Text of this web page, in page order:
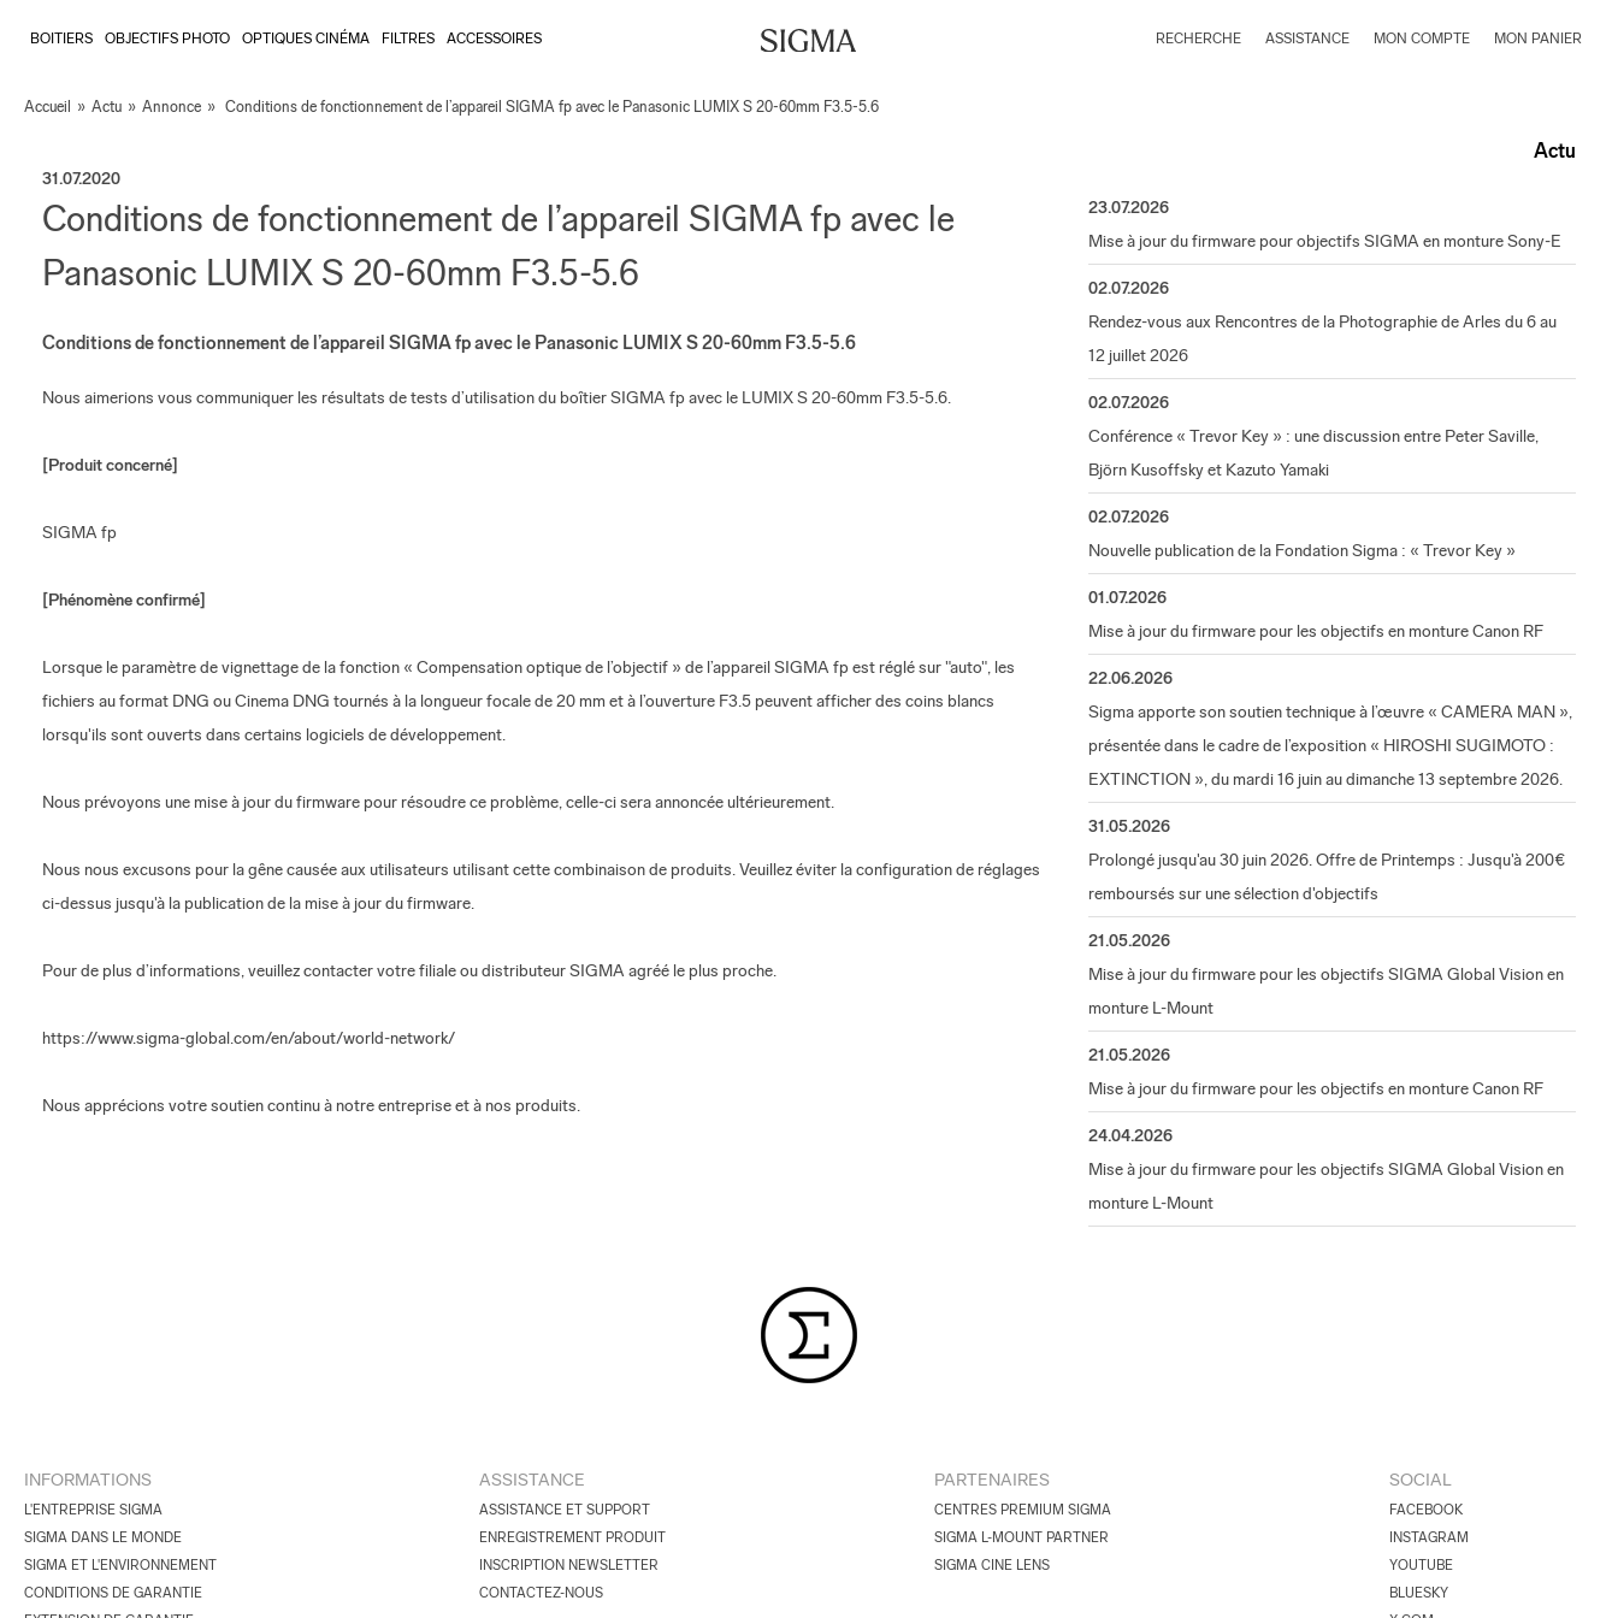
BOITIERS OBJECTIFS PHOTO OPTIQUES CINÉMA FILTRES ACCESSOIRES RECHERCHE ASSISTANCE MON COMPTE MON PANIER
Accueil » Actu » Annonce » Conditions de fonctionnement de l’appareil SIGMA fp avec le Panasonic LUMIX S 20-60mm F3.5-5.6
31.07.2020
Conditions de fonctionnement de l’appareil SIGMA fp avec le
Panasonic LUMIX S 20-60mm F3.5-5.6
Conditions de fonctionnement de l’appareil SIGMA fp avec le Panasonic LUMIX S 20-60mm F3.5-5.6
Nous aimerions vous communiquer les résultats de tests d’utilisation du boîtier SIGMA fp avec le LUMIX S 20-60mm F3.5-5.6.
[Produit concerné]
SIGMA fp
[Phénomène confirmé]
Lorsque le paramètre de vignettage de la fonction « Compensation optique de l’objectif » de l’appareil SIGMA fp est réglé sur "auto", les
fichiers au format DNG ou Cinema DNG tournés à la longueur focale de 20 mm et à l’ouverture F3.5 peuvent afficher des coins blancs
lorsqu'ils sont ouverts dans certains logiciels de développement.
Nous prévoyons une mise à jour du firmware pour résoudre ce problème, celle-ci sera annoncée ultérieurement.
Nous nous excusons pour la gêne causée aux utilisateurs utilisant cette combinaison de produits. Veuillez éviter la configuration de réglages
ci-dessus jusqu'à la publication de la mise à jour du firmware.
Pour de plus d’informations, veuillez contacter votre filiale ou distributeur SIGMA agréé le plus proche.
https://www.sigma-global.com/en/about/world-network/
Nous apprécions votre soutien continu à notre entreprise et à nos produits.
Actu
23.07.2026
Mise à jour du firmware pour objectifs SIGMA en monture Sony-E
02.07.2026
Rendez-vous aux Rencontres de la Photographie de Arles du 6 au
12 juillet 2026
02.07.2026
Conférence « Trevor Key » : une discussion entre Peter Saville,
Björn Kusoffsky et Kazuto Yamaki
02.07.2026
Nouvelle publication de la Fondation Sigma : « Trevor Key »
01.07.2026
Mise à jour du firmware pour les objectifs en monture Canon RF
22.06.2026
Sigma apporte son soutien technique à l’œuvre « CAMERA MAN »,
présentée dans le cadre de l’exposition « HIROSHI SUGIMOTO :
EXTINCTION », du mardi 16 juin au dimanche 13 septembre 2026.
31.05.2026
Prolongé jusqu'au 30 juin 2026. Offre de Printemps : Jusqu'à 200€
remboursés sur une sélection d'objectifs
21.05.2026
Mise à jour du firmware pour les objectifs SIGMA Global Vision en
monture L-Mount
21.05.2026
Mise à jour du firmware pour les objectifs en monture Canon RF
24.04.2026
Mise à jour du firmware pour les objectifs SIGMA Global Vision en
monture L-Mount
INFORMATIONS
L'ENTREPRISE SIGMA
SIGMA DANS LE MONDE
SIGMA ET L'ENVIRONNEMENT
CONDITIONS DE GARANTIE
ASSISTANCE
ASSISTANCE ET SUPPORT
ENREGISTREMENT PRODUIT
INSCRIPTION NEWSLETTER
CONTACTEZ-NOUS
PARTENAIRES
CENTRES PREMIUM SIGMA
SIGMA L-MOUNT PARTNER
SIGMA CINE LENS
SOCIAL
FACEBOOK
INSTAGRAM
YOUTUBE
BLUESKY